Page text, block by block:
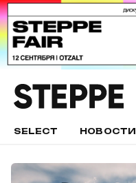
SELECT НОВОСТИ